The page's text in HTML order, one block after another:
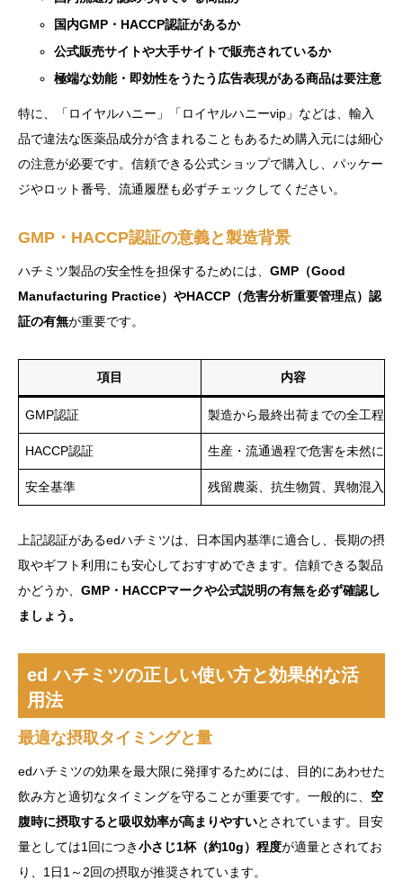
国内GMP・HACCP認証があるか
公式販売サイトや大手サイトで販売されているか
極端な効能・即効性をうたう広告表現がある商品は要注意
特に、「ロイヤルハニー」「ロイヤルハニーvip」などは、輸入
品で違法な医薬品成分が含まれることもあるため購入元には細心
の注意が必要です。信頼できる公式ショップで購入し、パッケー
ジやロット番号、流通履歴も必ずチェックしてください。
GMP・HACCP認証の意義と製造背景
ハチミツ製品の安全性を担保するためには、 GMP（Good
Manufacturing Practice）やHACCP（危害分析重要管理点）認
証の有無が重要です。
項目 内容
GMP認証 製造から最終出荷までの全工程
HACCP認証 生産・流通過程で危害を未然に
安全基準 残留農薬、抗生物質、異物混入
上記認証があるedハチミツは、日本国内基準に適合し、長期の摂
取やギフト利用にも安心しておすすめできます。信頼できる製品
かどうか、 GMP・HACCPマークや公式説明の有無を必ず確認し
ましょう。
ed ハチミツの正しい使い方と効果的な活
用法
最適な摂取タイミングと量
edハチミツの効果を最大限に発揮するためには、目的にあわせた
飲み方と適切なタイミングを守ることが重要です。一般的に、 空
腹時に摂取すると吸収効率が高まりやすいとされています。目安
量としては1回につき小さじ1杯（約10g）程度が適量とされてお
り、1日1～2回の摂取が推奨されています。